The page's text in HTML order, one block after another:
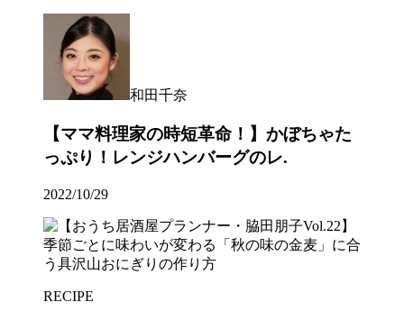
和田千奈
【ママ料理家の時短革命！】かぼちゃた
っぷり！レンジハンバーグのレ.
2022/10/29
RECIPE